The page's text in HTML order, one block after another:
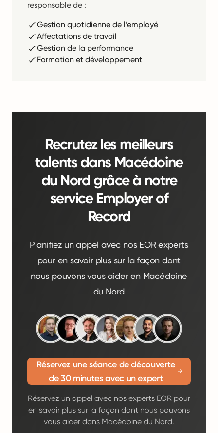
responsable de :
Gestion quotidienne de l’employé
Affectations de travail
Gestion de la performance
Formation et développement
Recrutez les meilleurs
talents dans Macédoine
du Nord grâce à notre
service Employer of
Record
Planifiez un appel avec nos EOR experts
pour en savoir plus sur la façon dont
nous pouvons vous aider en Macédoine
du Nord
Réservez une séance de découverte
de 30 minutes avec un expert
Réservez un appel avec nos experts EOR pour
en savoir plus sur la façon dont nous pouvons
vous aider dans Macédoine du Nord.